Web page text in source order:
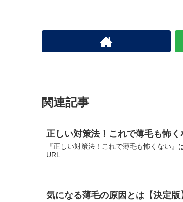
関連記事
正しい対策法！これで薄毛も怖く
『正しい対策法！これで薄毛も怖くない
URL:
気になる薄毛の原因とは【決定版